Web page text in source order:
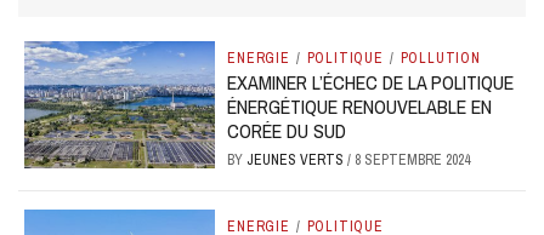
ENERGIE / POLITIQUE / POLLUTION
EXAMINER L’ÉCHEC DE LA POLITIQUE
ÉNERGÉTIQUE RENOUVELABLE EN
CORÉE DU SUD
BY JEUNES VERTS/ 8 SEPTEMBRE 2024
ENERGIE / POLITIQUE